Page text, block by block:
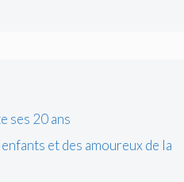
ses 20 ans
et des amoureux de la